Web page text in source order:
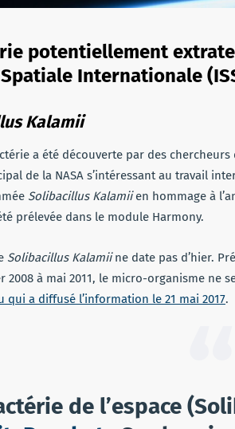
potentiellement
Internationale
Kalamii
a été découverte par des
de la NASA s’intéressant au travail
Solibacillus Kalamiien hommage à
prélevée dans le module Harmony.
Solibacillus Kalamiine date pas d’hier.
2008 à mai 2011, le micro-organisme ne
qui a diffusé l’information le 21 mai 2017.
de l’espace